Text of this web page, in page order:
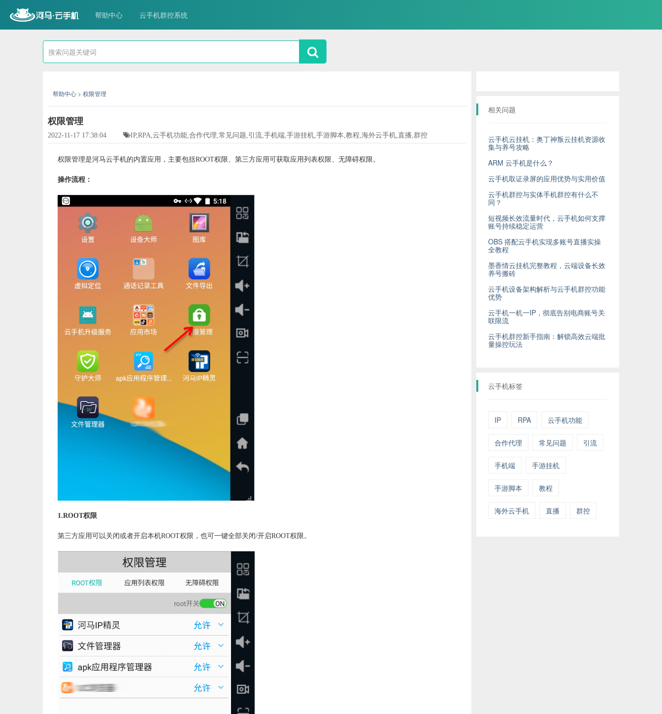
帮助中心 云手机群控系统
相关问题
云手机云挂机：奥丁神叛云挂机资源收
集与养号攻略
ARM 云手机是什么？
云手机取证录屏的应用优势与实用价值
云手机群控与实体手机群控有什么不
同？
短视频长效流量时代，云手机如何支撑
账号持续稳定运营
OBS 搭配云手机实现多账号直播实操
全教程
墨香情云挂机完整教程，云端设备长效
养号搬砖
云手机设备架构解析与云手机群控功能
优势
云手机一机一IP，彻底告别电商账号关
联限流
云手机群控新手指南：解锁高效云端批
量操控玩法
云手机标签
IP RPA 云手机功能
合作代理 常见问题 引流
手机端 手游挂机
手游脚本 教程
海外云手机 直播 群控
帮助中心 > 权限管理
权限管理
2022-11-17 17:38:04 IP,RPA,云手机功能,合作代理,常见问题,引流,手机端,手游挂机,手游脚本,教程,海外云手机,直播,群控
权限管理是河马云手机的内置应用，主要包括ROOT权限、第三方应用可获取应用列表权限、无障碍权限。
操作流程：
1.ROOT权限
第三方应用可以关闭或者开启本机ROOT权限，也可一键全部关闭/开启ROOT权限。